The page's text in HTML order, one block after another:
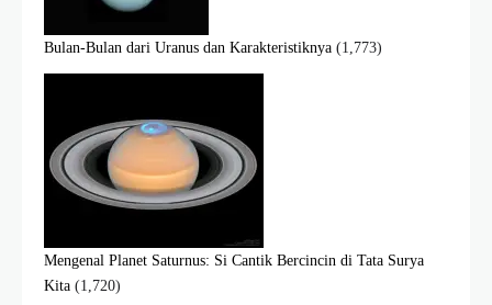
Bulan-Bulan dari Uranus dan Karakteristiknya (1,773)
Mengenal Planet Saturnus: Si Cantik Bercincin di Tata Surya
Kita (1,720)